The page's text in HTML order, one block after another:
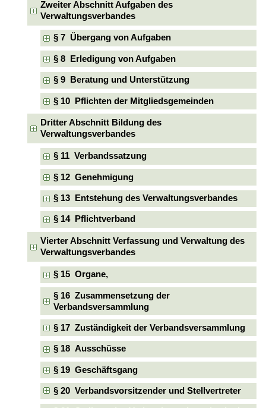
Zweiter Abschnitt Aufgaben des
Verwaltungsverbandes
§ 7 Übergang von Aufgaben
§ 8 Erledigung von Aufgaben
§ 9 Beratung und Unterstützung
§ 10 Pflichten der Mitgliedsgemeinden
Dritter Abschnitt Bildung des
Verwaltungsverbandes
§ 11 Verbandssatzung
§ 12 Genehmigung
§ 13 Entstehung des Verwaltungsverbandes
§ 14 Pflichtverband
Vierter Abschnitt Verfassung und Verwaltung des
Verwaltungsverbandes
§ 15 Organe,
§ 16 Zusammensetzung der
Verbandsversammlung
§ 17 Zuständigkeit der Verbandsversammlung
§ 18 Ausschüsse
§ 19 Geschäftsgang
§ 20 Verbandsvorsitzender und Stellvertreter